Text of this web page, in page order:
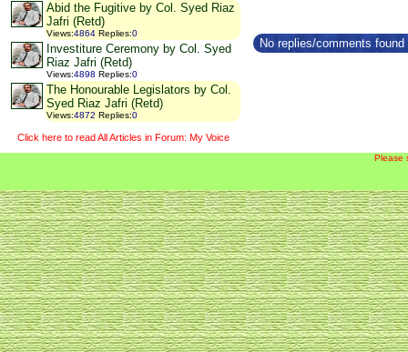
Abid the Fugitive by Col. Syed Riaz
Jafri (Retd)
Views:4864 Replies:0
Investiture Ceremony by Col. Syed
Riaz Jafri (Retd)
Views:4898 Replies:0
The Honourable Legislators by Col.
Syed Riaz Jafri (Retd)
Views:4872 Replies:0
Click here to read All Articles in Forum: My Voice
No replies/comments
Please